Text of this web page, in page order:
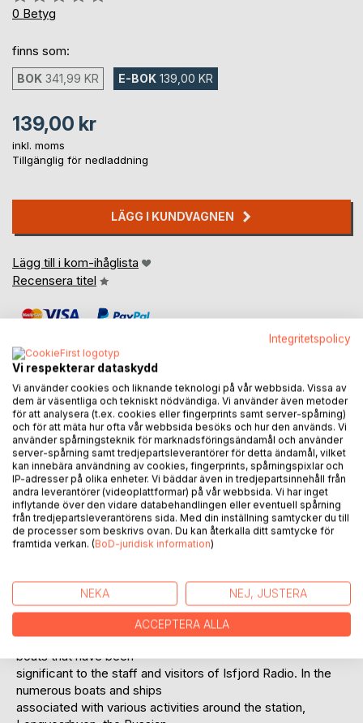
0%
0 Betyg
finns som:
BOK 341,99 KR E-BOK 139,00 KR
139,00 kr
inkl. moms
Tillgänglig för nedladdning
LÄGG I KUNDVAGNEN
Lägg till i kom-ihåglista
Recensera titel
BESKRIVNING
Isfjord Radio station was built and put into action in 1933.
This book is an attempt
to summarize the available data and pictures regarding
boats and ships that had
significance for the Isfjord Radio station, either directly or
indirectly. As a coastal
radio station, Isfjord Radio maintained contact with both
ship traffic in the North Atlantic, as well as locally around
Svalbard. Boats became
central to the station in many aspects of its life and duty.
This book aims to gather information about the ships and
boats that have been
significant to the staff and visitors of Isfjord Radio. In the
numerous boats and ships
associated with various activities around the station,
Integritetspolicy
Vi respekterar dataskydd
Vi använder cookies och liknande teknologi på vår webbsida. Vissa av
dem är väsentliga och tekniskt nödvändiga. Vi använder även metoder
för att analysera (t.ex. cookies eller fingerprints samt server-spårning)
och för att mäta hur ofta vår webbsida besöks och hur den används. Vi
använder spårningsteknik för marknadsföringsändamål och använder
server-spårning samt tredjepartsleverantörer för detta ändamål, vilket
kan innebära användning av cookies, fingerprints, spårningspixlar och
IP-adresser på olika enheter. Vi bäddar även in tredjepartsinnehåll från
andra leverantörer (videoplattformar) på vår webbsida. Vi har inget
inflytande över den vidare databehandlingen eller eventuell spårning
från tredjepartsleverantörens sida. Med din inställning samtycker du till
de processer som beskrivs ovan. Du kan återkalla ditt samtycke för
framtida verkan. (BoD-juridisk information)
NEKA NEJ, JUSTERA
ACCEPTERA ALLA